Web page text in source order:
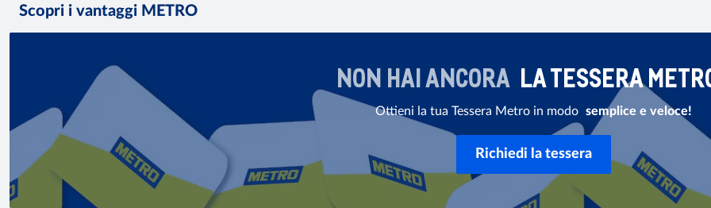
Scopri i vantaggi METRO
NON HAI ANCORA LA TESSERA
Ottieni la tua Tessera Metro in modo semplice e veloce!
Richiedi la tessera